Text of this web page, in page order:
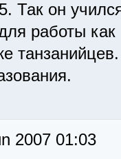
Так он
работы
2007 01:03